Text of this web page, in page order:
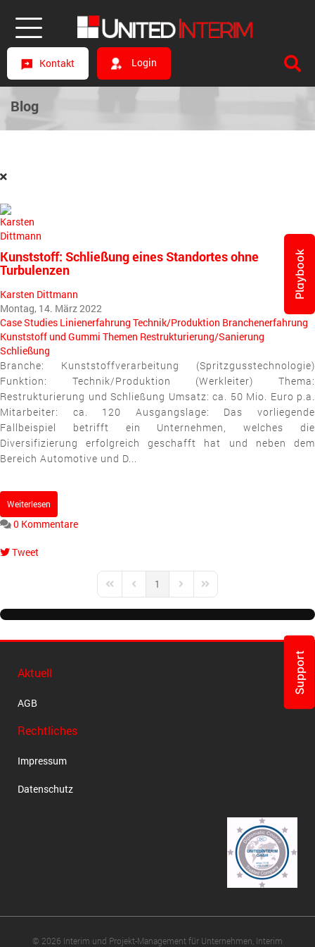
Kontakt Login
Blog
Kunststoff: Schließung eines Standortes ohne
Turbulenzen
Karsten Dittmann
Montag, 14. März 2022
Case Studies Linienerfahrung Technik/Produktion Branchenerfahrung
Kunststoff und Gummi Themen Restrukturierung/Sanierung
Schließung
Branche: Kunststoffverarbeitung (Spritzgusstechnologie)
Funktion: Technik/Produktion (Werkleiter) Thema:
Restrukturierung und Schließung Umsatz: ca. 50 Mio. Euro p.a.
Mitarbeiter: ca. 120 Ausgangslage: Das vorliegende
Fallbeispiel betrifft ein Unternehmen, welches die
Diversifizierung erfolgreich geschafft hat und neben dem
Bereich Automotive und D...
Weiterlesen
0 Kommentare
Tweet
First PagePrevious Page
1 Next PageLast Page
Aktuell
AGB
Rechtliches
Impressum
Datenschutz
© 2026 Interim und Projekt-Management für Unternehmen, Interim
Playbook
Support